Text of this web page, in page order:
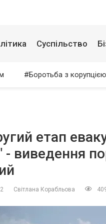
Суспільство
Боротьба з корупцією
етап
- виведення
Світлана Корабльова